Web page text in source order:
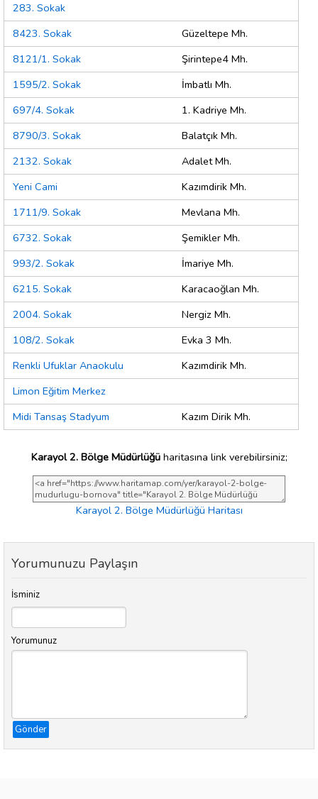
283. Sokak
8423. Sokak
Güzeltepe Mh.
8121/1. Sokak
Şirintepe4 Mh.
1595/2. Sokak
İmbatlı Mh.
697/4. Sokak
1. Kadriye Mh.
8790/3. Sokak
Balatçık Mh.
2132. Sokak
Adalet Mh.
Yeni Cami
Kazımdirik Mh.
1711/9. Sokak
Mevlana Mh.
6732. Sokak
Şemikler Mh.
993/2. Sokak
İmariye Mh.
6215. Sokak
Karacaoğlan Mh.
2004. Sokak
Nergiz Mh.
108/2. Sokak
Evka 3 Mh.
Renkli Ufuklar Anaokulu
Kazımdirik Mh.
Limon Eğitim Merkez
Midi Tansaş Stadyum
Kazım Dirik Mh.
Karayol 2. Bölge Müdürlüğüharitasına link verebilirsiniz;
Karayol 2. Bölge Müdürlüğü Haritası
Yorumunuzu Paylaşın
İsminiz
Yorumunuz
Gönder